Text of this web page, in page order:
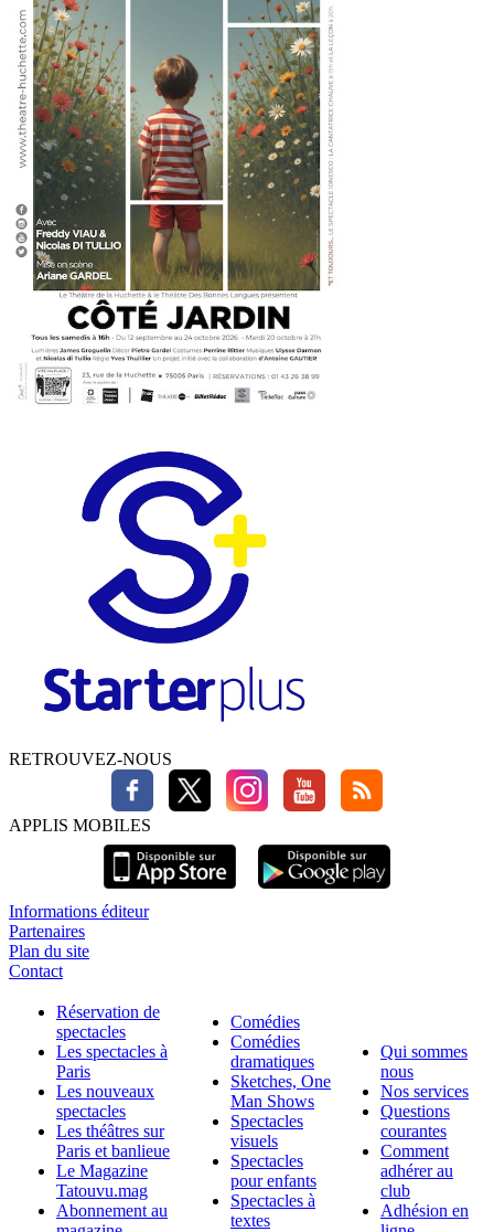
RETROUVEZ-NOUS
APPLIS MOBILES
Informations éditeur
Partenaires
Plan du site
Contact
Réservation de
spectacles
Les spectacles à
Paris
Les nouveaux
spectacles
Les théâtres sur
Paris et banlieue
Le Magazine
Tatouvu.mag
Abonnement au
Comédies
Comédies
dramatiques
Sketches, One
Man Shows
Spectacles
visuels
Spectacles
pour enfants
Spectacles à
textes
Qui sommes
nous
Nos services
Questions
courantes
Comment
adhérer au
club
Adhésion en